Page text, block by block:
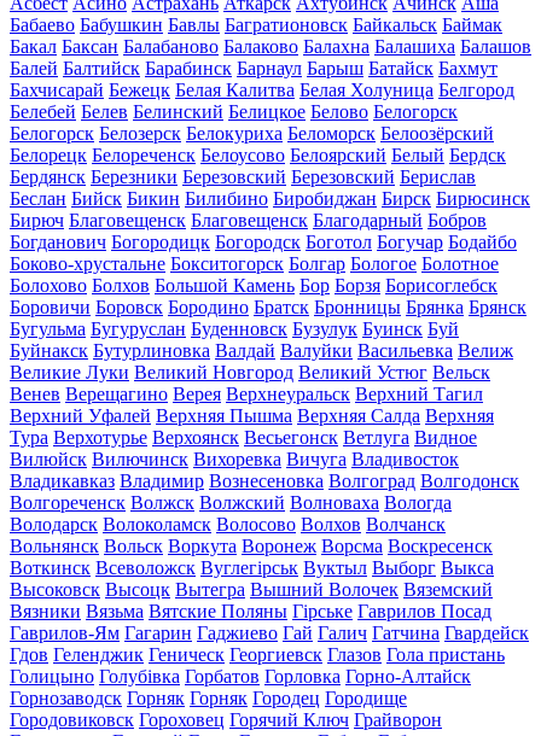
Бабаево Бабушкин Бавлы Багратионовск Байкальск Баймак
Бакал Баксан Балабаново Балаково Балахна Балашиха Балашов
Балей Балтийск Барабинск Барнаул Барыш Батайск Бахмут
Бахчисарай Бежецк Белая Калитва Белая Холуница Белгород
Белебей Белев Белинский Белицкое Белово Белогорск
Белогорск Белозерск Белокуриха Беломорск Белоозёрский
Белорецк Белореченск Белоусово Белоярский Белый Бердск
Бердянск Березники Березовский Березовский Берислав
Беслан Бийск Бикин Билибино Биробиджан Бирск Бирюсинск
Бирюч Благовещенск Благовещенск Благодарный Бобров
Богданович Богородицк Богородск Боготол Богучар Бодайбо
Боково-хрустальне Бокситогорск Болгар Бологое Болотное
Болохово Болхов Большой Камень Бор Борзя Борисоглебск
Боровичи Боровск Бородино Братск Бронницы Брянка Брянск
Бугульма Бугуруслан Буденновск Бузулук Буинск Буй
Буйнакск Бутурлиновка Валдай Валуйки Васильевка Велиж
Великие Луки Великий Новгород Великий Устюг Вельск
Венев Верещагино Верея Верхнеуральск Верхний Тагил
Верхний Уфалей Верхняя Пышма Верхняя Салда Верхняя
Тура Верхотурье Верхоянск Весьегонск Ветлуга Видное
Вилюйск Вилючинск Вихоревка Вичуга Владивосток
Владикавказ Владимир Вознесеновка Волгоград Волгодонск
Волгореченск Волжск Волжский Волноваха Вологда
Володарск Волоколамск Волосово Волхов Волчанск
Вольнянск Вольск Воркута Воронеж Ворсма Воскресенск
Воткинск Всеволожск Вуглегірськ Вуктыл Выборг Выкса
Высоковск Высоцк Вытегра Вышний Волочек Вяземский
Вязники Вязьма Вятские Поляны Гірське Гаврилов Посад
Гаврилов-Ям Гагарин Гаджиево Гай Галич Гатчина Гвардейск
Гдов Геленджик Геническ Георгиевск Глазов Гола пристань
Голицыно Голубівка Горбатов Горловка Горно-Алтайск
Горнозаводск Горняк Горняк Городец Городище
Городовиковск Гороховец Горячий Ключ Грайворон